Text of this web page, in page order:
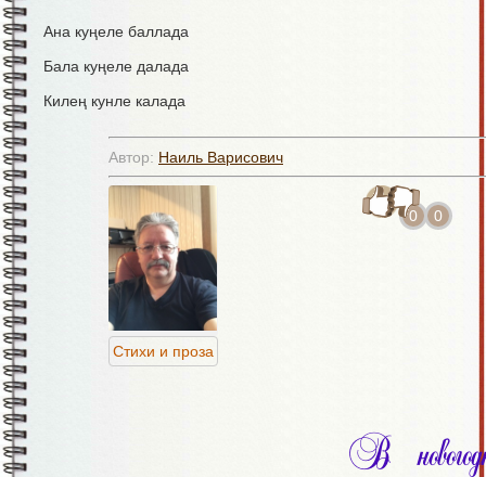
Ана куңеле баллада
Бала куңеле далада
Килең кунле калада
Хәлләр ничек соң арада?
Белеп булмый язмыйча,
Үзен хәбәр салмыйча
Борчылабыз балаларга
Берәр хәбәр алмыйча
Автор: Наиль Варисович
0 0
Стихи и проза
В